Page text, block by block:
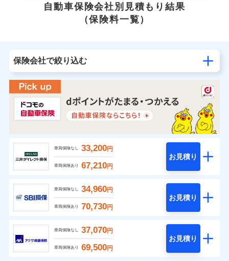
自動車保険会社別見積もり結果
（保険料一覧）
保険会社で絞り込む
車両保険なし 33,200円
車両保険あり 67,210円
お見積り
車両保険なし 34,960円
車両保険あり 70,730円
お見積り
車両保険なし 37,070円
車両保険あり 69,500円
お見積り